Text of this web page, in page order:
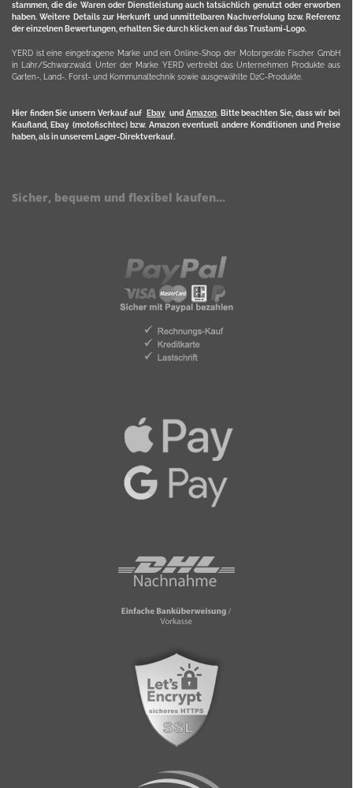
stammen, die die Waren oder Dienstleistung auch tatsächlich genutzt oder erworben
haben. Weitere Details zur Herkunft und unmittelbaren Nachverfolung bzw. Referenz
der einzelnen Bewertungen, erhalten Sie durch klicken auf das Trustami-Logo.
YERD ist eine eingetragene Marke und ein Online-Shop der Motorgeräte Fischer GmbH
in Lahr/Schwarzwald. Unter der Marke YERD vertreibt das Unternehmen Produkte aus
Garten-, Land-, Forst- und Kommunaltechnik sowie ausgewählte D2C-Produkte.
Hier finden Sie unsern Verkauf auf Ebayund Amazon. Bitte beachten Sie, dass wir bei
Kaufland, Ebay (motofischtec) bzw. Amazon eventuell andere Konditionen und Preise
haben, als in unserem Lager-Direktverkauf.
Sicher, bequem und flexibel kaufen...